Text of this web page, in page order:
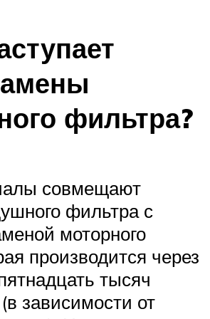
фильтра?
совмещают
фильтра с
моторного
производится через
тысяч
зависимости от